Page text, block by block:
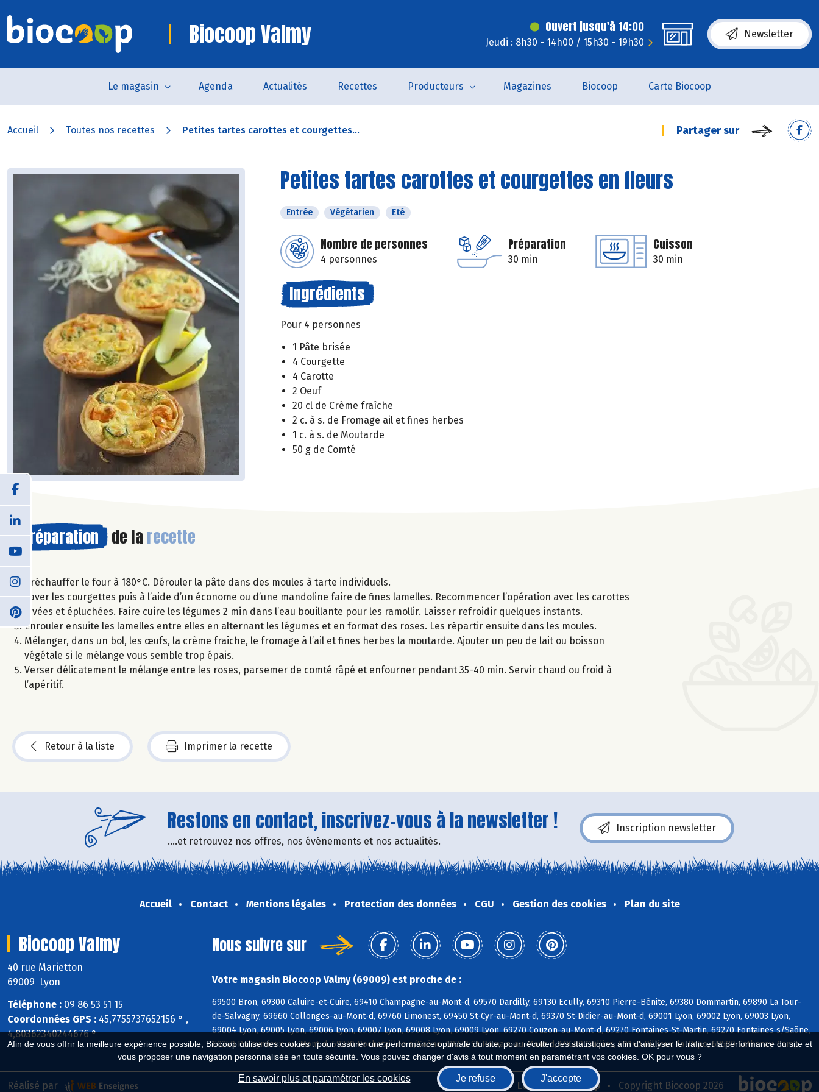
Afin de vous offrir la meilleure expérience possible, Biocoop utilise des cookies : pour assurer une performance optimale du site, pour récolter des statistiques afin d'analyser le trafic et la performance du site et
vous proposer une navigation personnalisée en toute sécurité. Vous pouvez changer d'avis à tout moment en paramétrant vos cookies. OK pour vous ?
En savoir plus et paramétrer les cookies Je refuse J'accepte
Biocoop Valmy Ouvert jusqu'à 14:00
Jeudi : 8h30 - 14h00 / 15h30 - 19h30
Newsletter
Le magasin Agenda Actualités Recettes Producteurs Magazines Biocoop Carte Biocoop
Accueil Toutes nos recettes Petites tartes carottes et courgettes... Partager sur
Petites tartes carottes et courgettes en fleurs
Entrée Végétarien Eté
Nombre de personnes
4 personnes
Préparation
30 min
Cuisson
30 min
Ingrédients
Pour 4 personnes
1 Pâte brisée
4 Courgette
4 Carotte
2 Oeuf
20 cl de Crème fraîche
2 c. à s. de Fromage ail et fines herbes
1 c. à s. de Moutarde
50 g de Comté
Préparation de la recette
Préchauffer le four à 180°C. Dérouler la pâte dans des moules à tarte individuels.
Laver les courgettes puis à l’aide d’un économe ou d’une mandoline faire de fines lamelles. Recommencer l’opération avec les carottes
lavées et épluchées. Faire cuire les légumes 2 min dans l’eau bouillante pour les ramollir. Laisser refroidir quelques instants.
Enrouler ensuite les lamelles entre elles en alternant les légumes et en format des roses. Les répartir ensuite dans les moules.
Mélanger, dans un bol, les œufs, la crème fraiche, le fromage à l’ail et fines herbes la moutarde. Ajouter un peu de lait ou boisson
végétale si le mélange vous semble trop épais.
Verser délicatement le mélange entre les roses, parsemer de comté râpé et enfourner pendant 35-40 min. Servir chaud ou froid à
l’apéritif.
Retour à la liste Imprimer la recette
Restons en contact, inscrivez-vous à la newsletter !
....et retrouvez nos offres, nos événements et nos actualités.
Inscription newsletter
Accueil Contact Mentions légales Protection des données CGU Gestion des cookies Plan du site
Biocoop Valmy
40 rue Marietton
69009 Lyon
Téléphone : 09 86 53 51 15
Coordonnées GPS : 45,7755737652156 ° ,
4,80362340244676 °
Nous suivre sur
Votre magasin Biocoop Valmy (69009) est proche de :
69500 Bron, 69300 Caluire-et-Cuire, 69410 Champagne-au-Mont-d, 69570 Dardilly, 69130 Ecully, 69310 Pierre-Bénite, 69380 Dommartin, 69890 La Tour-
de-Salvagny, 69660 Collonges-au-Mont-d, 69760 Limonest, 69450 St-Cyr-au-Mont-d, 69370 St-Didier-au-Mont-d, 69001 Lyon, 69002 Lyon, 69003 Lyon,
69004 Lyon, 69005 Lyon, 69006 Lyon, 69007 Lyon, 69008 Lyon, 69009 Lyon, 69270 Couzon-au-Mont-d, 69270 Fontaines-St-Martin, 69270 Fontaines s/Saône,
69250 Poleymieux-au-Mont-d, 69270 Rochetaillée s/Saône, 69270 St-Romain-au-Mont-d, 69600 Oullins, 69140 Rillieux-la-Pape, 69580 Sathonay-Camp
Biocoop.fr Le réseau Biocoop Copyright Biocoop 2026
Réalisé par